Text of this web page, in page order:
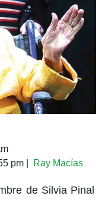
pm| Ray Macías
de Silvia Pinal